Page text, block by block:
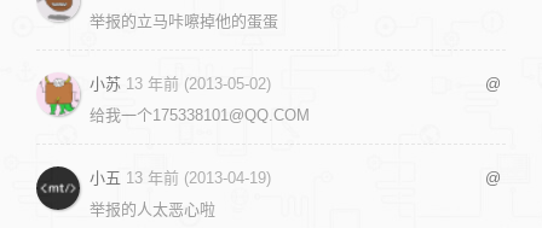
举报的立马咔嚓掉他的蛋蛋
小苏 13 年前 (2013-05-02)
@
给我一个175338101@QQ.COM
小五 13 年前 (2013-04-19)
@
举报的人太恶心啦